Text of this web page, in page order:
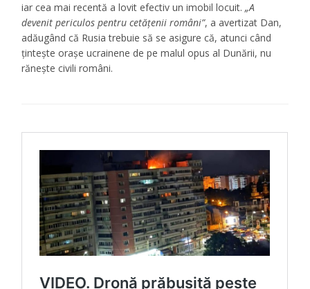
iar cea mai recentă a lovit efectiv un imobil locuit.„A
devenit periculos pentru cetățenii români”, a avertizat Dan,
adăugând că Rusia trebuie să se asigure că, atunci când
țintește orașe ucrainene de pe malul opus al Dunării, nu
rănește civili români.